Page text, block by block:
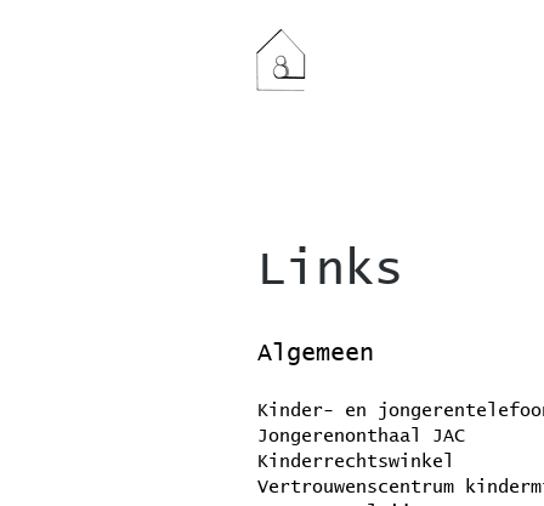
Links
Algemeen
Kinder- en
Jongerenonthaal JAC
Kinderrechtswinkel
Vertrouwenscentrum